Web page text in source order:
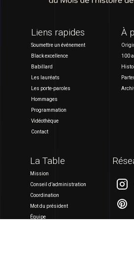
Liens rapides
Soumettre un événement
Black excellence
Babillard
Les lauréats
Les porte-paroles
Hommages
Programmation
Vidéothèque
Contact
À
100
La Table
Mission
Conseil d’administration
Coordination
Mot du président
Équipe